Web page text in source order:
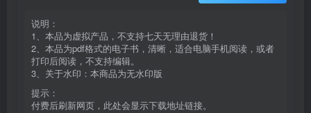
说明：
1、本品为虚拟产品，不支持七天无理由退货！
2、本品为pdf格式的电子书，清晰，适合电脑手机阅读，或者
打印后阅读，不支持编辑。
3、关于水印：本商品为无水印版
提示：
付费后刷新网页，此处会显示下载地址链接。